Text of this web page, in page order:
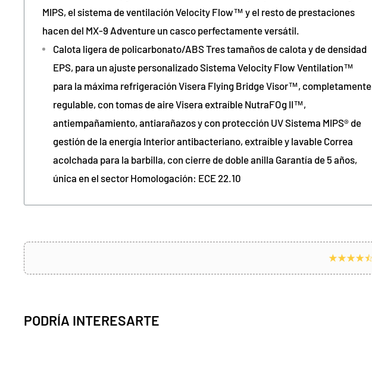
MIPS, el sistema de ventilación Velocity Flow™ y el resto de prestaciones
hacen del MX-9 Adventure un casco perfectamente versátil.
Calota ligera de policarbonato/ABS Tres tamaños de calota y de densidad
EPS, para un ajuste personalizado Sistema Velocity Flow Ventilation™
para la máxima refrigeración Visera Flying Bridge Visor™, completamente
regulable, con tomas de aire Visera extraíble NutraFOg II™,
antiempañamiento, antiarañazos y con protección UV Sistema MIPS® de
gestión de la energía Interior antibacteriano, extraíble y lavable Correa
acolchada para la barbilla, con cierre de doble anilla Garantía de 5 años,
única en el sector Homologación: ECE 22.10
PODRÍA INTERESARTE